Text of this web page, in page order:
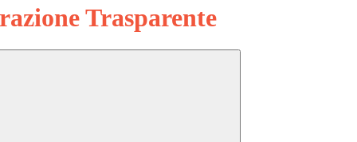
Trasparente